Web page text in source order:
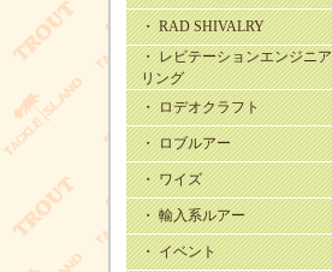
・ RAD SHIVALRY
・ レビテーションエンジニア
リング
・ ロデオクラフト
・ ロブルアー
・ ワイズ
・ 輸入系ルアー
・ イベント